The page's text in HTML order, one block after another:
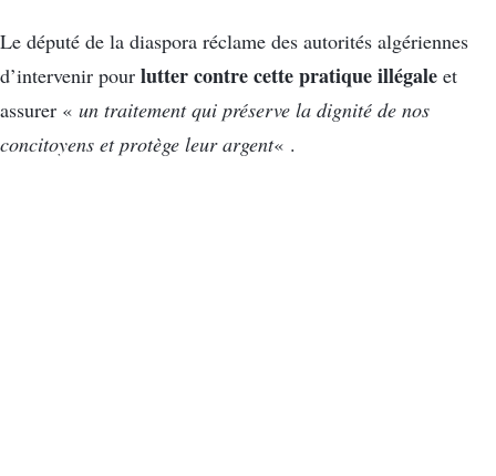
Le député de la diaspora réclame des autorités algériennes
d’intervenir pour lutter contre cette pratique illégale et
assurer « un traitement qui préserve la dignité de nos
concitoyens et protège leur argent« .